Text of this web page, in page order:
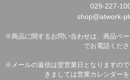
029-227-
shop@atwork-
※商品に関するお問い合わせは、商品ペ
でお電話くださ
※メールの返信は翌営業日となりますの
きましては営業カレンダーを